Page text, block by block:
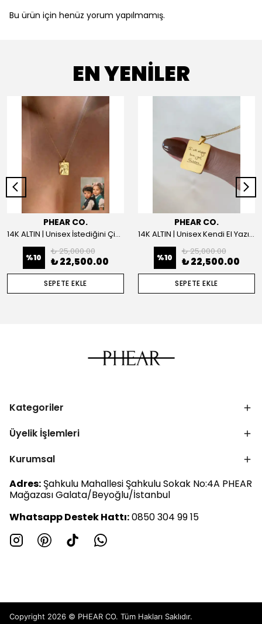
Bu ürün için henüz yorum yapılmamış.
EN YENİLER
PHEAR CO.
14K ALTIN | Unisex İstediğini Çizdir Kolye
%10
₺ 25,000.00
₺ 22,500.00
SEPETE EKLE
PHEAR CO.
14K ALTIN | Unisex Kendi El Yazın ile İstediğini Yazdır Plaka Kolye
%10
₺ 25,000.00
₺ 22,500.00
SEPETE EKLE
Kategoriler
Üyelik İşlemleri
Kurumsal
Adres: Şahkulu Mahallesi Şahkulu Sokak No:4A PHEAR
Mağazası Galata/Beyoğlu/İstanbul
Whatsapp Destek Hattı:0850 304 99 15
Copyright 2026 © PHEAR CO. Tüm Hakları Saklıdır.